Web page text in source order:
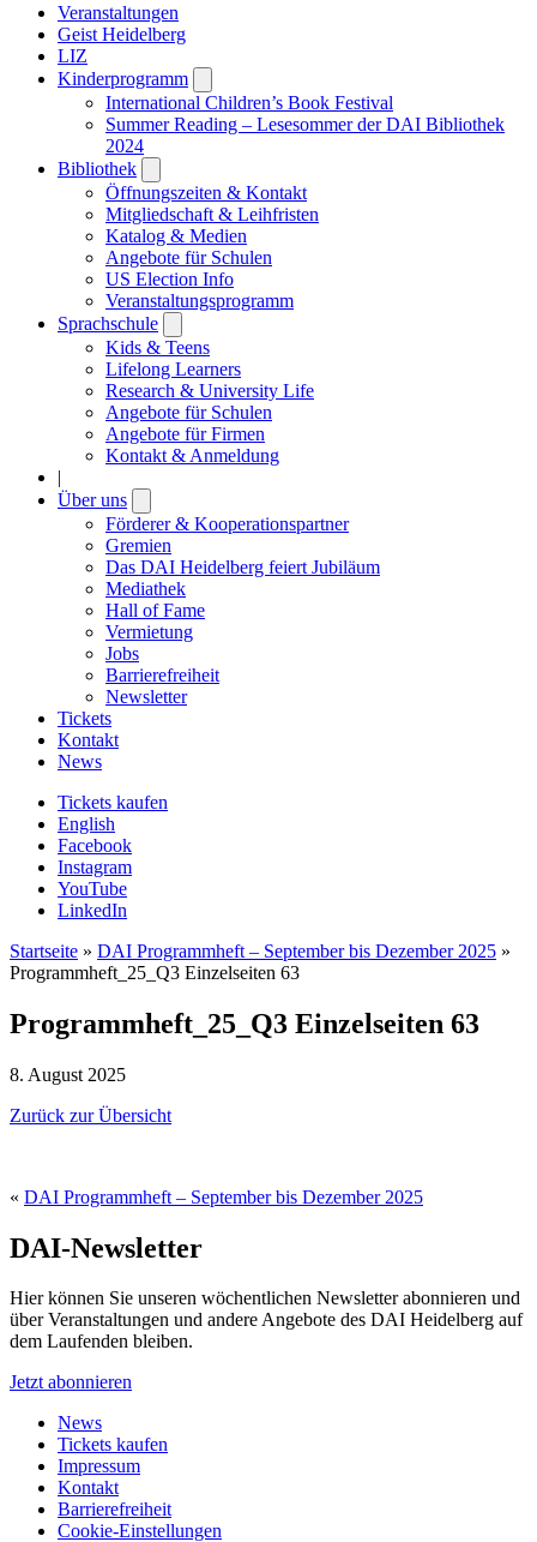
Veranstaltungen
Geist Heidelberg
LIZ
Kinderprogramm
submenu
International Children’s Book Festival
Summer Reading – Lesesommer der DAI Bibliothek
2024
Bibliothek
submenu
Öffnungszeiten & Kontakt
Mitgliedschaft & Leihfristen
Katalog & Medien
Angebote für Schulen
US Election Info
Veranstaltungsprogramm
Sprachschule
submenu
Kids & Teens
Lifelong Learners
Research & University Life
Angebote für Schulen
Angebote für Firmen
Kontakt & Anmeldung
|
Über uns
submenu
Förderer & Kooperationspartner
Gremien
Das DAI Heidelberg feiert Jubiläum
Mediathek
Hall of Fame
Vermietung
Jobs
Barrierefreiheit
Newsletter
Tickets
Kontakt
News
Tickets kaufen
English
Facebook
Instagram
YouTube
LinkedIn
Startseite » DAI Programmheft – September bis Dezember 2025 »
Programmheft_25_Q3 Einzelseiten 63
Programmheft_25_Q3 Einzelseiten 63
8. August 2025
Zurück zur Übersicht
« DAI Programmheft – September bis Dezember 2025
DAI-Newsletter
Hier können Sie unseren wöchentlichen Newsletter abonnieren und
über Veranstaltungen und andere Angebote des DAI Heidelberg auf
dem Laufenden bleiben.
Jetzt abonnieren
News
Tickets kaufen
Impressum
Kontakt
Barrierefreiheit
Cookie-Einstellungen